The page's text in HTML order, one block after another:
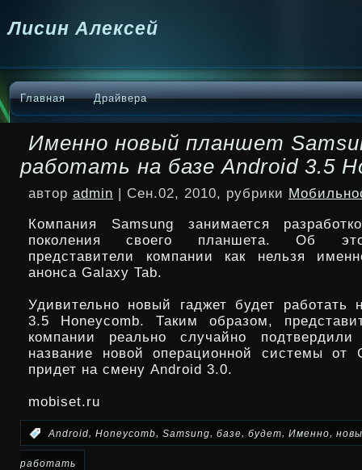
Лисин Алексей
Главная Драйвера
Именно новый планшет
работать на базе Android 3.5
автор admin | Сен.02, 2010, рубрики
Компания Samsung занимается
поколения своего планшета. Об
представители компании как нельзя
анонса Galaxy Tab.
Удивительно новый гаджет будет работать
3.5 Honeycomb. Таким образом,
компании реально случайно
название новой операционной системы от
придет на смену Android 3.0.
mobiset.ru
:Android, Honeycomb, Samsung, базе, будет, Именно,
работать